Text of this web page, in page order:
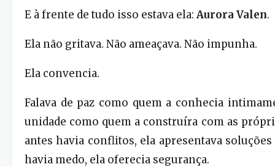
E à frente de tudo isso estava ela: Aurora Valen.
Ela não gritava. Não ameaçava. Não impunha.
Ela convencia.
Falava de paz como quem a conhecia
unidade como quem a construíra com as
antes havia conflitos, ela apresentava
havia medo, ela oferecia segurança.